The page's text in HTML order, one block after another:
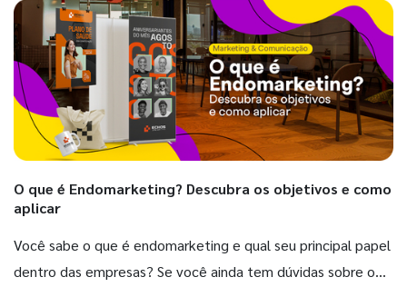
O que é Endomarketing? Descubra os objetivos e como
aplicar
Você sabe o que é endomarketing e qual seu principal papel
dentro das empresas? Se você ainda tem dúvidas sobre o